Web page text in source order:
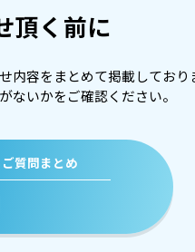
頂く前に
内容をまとめて掲載しており
ないかをご確認ください。
質問まとめ